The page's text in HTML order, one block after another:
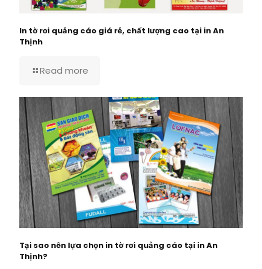
In tờ rơi quảng cáo giá rẻ, chất lượng cao tại in An
Thịnh
Read more
Tại sao nên lựa chọn in tờ rơi quảng cáo tại in An
Thịnh?